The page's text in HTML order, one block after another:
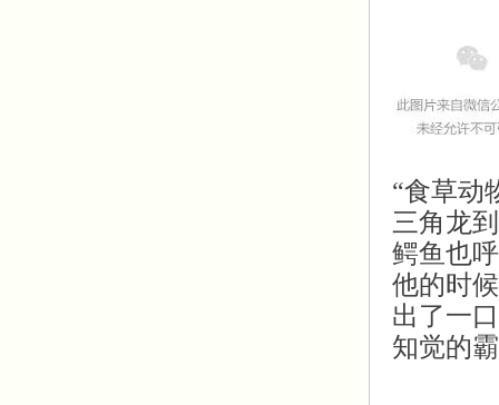
“食草动
三角龙
鳄鱼也
他的时
出了一
知觉的